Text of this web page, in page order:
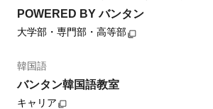
POWERED BY バンタン
大学部・専門部・高等部
韓国語
バンタン韓国語教室
キャリア